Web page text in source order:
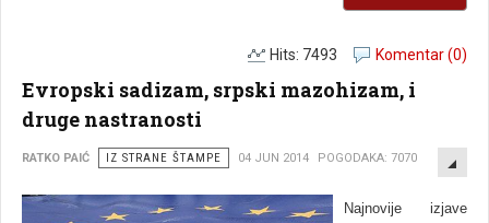
Komentar (0)
Hits: 7493
Evropski sadizam, srpski mazohizam, i
druge nastranosti
RATKO PAIĆ IZ STRANE ŠTAMPE 04 JUN 2014 POGODAKA: 7070
Najnovije izjave